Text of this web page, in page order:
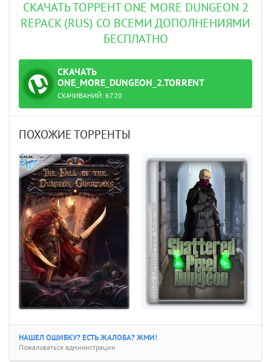
СКАЧАТЬ ТОРРЕНТ ONE MORE DUNGEON 2
REPACK (RUS) СО ВСЕМИ ДОПОЛНЕНИЯМИ
БЕСПЛАТНО
СКАЧАТЬ
ТОРРЕНТONE_MORE_DUNGEON_2.TORRENT
СКАЧИВАНИЙ: 6720
ПОХОЖИЕ ТОРРЕНТЫ
НАШЕЛ ОШИБКУ? ЕСТЬ ЖАЛОБА? ЖМИ!
Пожаловаться администрации